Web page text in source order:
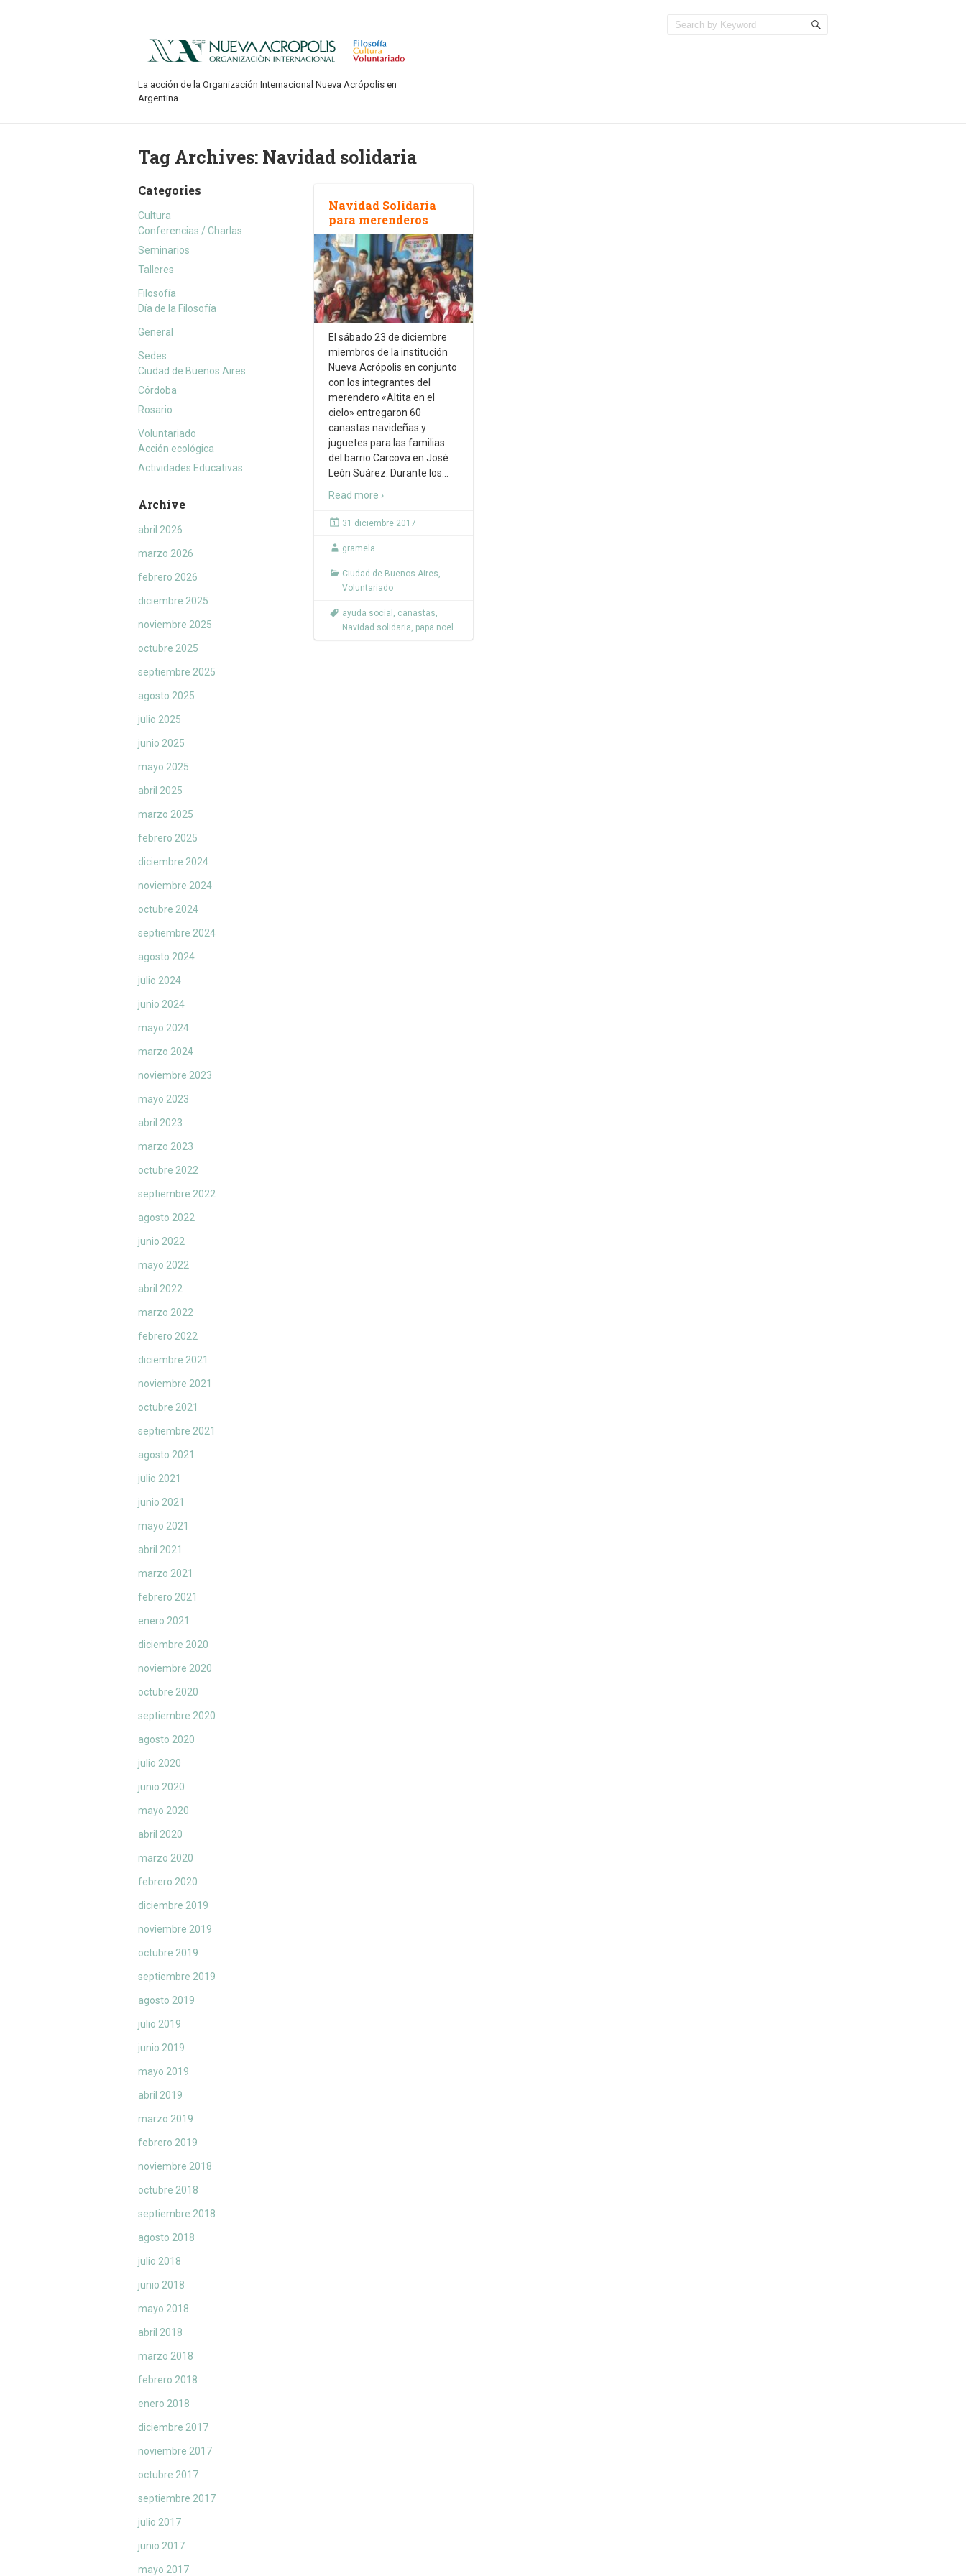
La acción de la Organización Internacional Nueva Acrópolis en
Argentina
Tag Archives: Navidad solidaria
Categories
Cultura
Conferencias / Charlas
Seminarios
Talleres
Filosofía
Día de la Filosofía
General
Sedes
Ciudad de Buenos Aires
Córdoba
Rosario
Voluntariado
Acción ecológica
Actividades Educativas
Archive
abril 2026
marzo 2026
febrero 2026
diciembre 2025
noviembre 2025
octubre 2025
septiembre 2025
agosto 2025
julio 2025
junio 2025
mayo 2025
abril 2025
marzo 2025
febrero 2025
diciembre 2024
noviembre 2024
octubre 2024
septiembre 2024
agosto 2024
julio 2024
junio 2024
mayo 2024
marzo 2024
noviembre 2023
mayo 2023
abril 2023
marzo 2023
octubre 2022
septiembre 2022
agosto 2022
junio 2022
mayo 2022
abril 2022
marzo 2022
febrero 2022
diciembre 2021
noviembre 2021
octubre 2021
septiembre 2021
agosto 2021
julio 2021
junio 2021
mayo 2021
abril 2021
marzo 2021
febrero 2021
enero 2021
diciembre 2020
noviembre 2020
octubre 2020
septiembre 2020
agosto 2020
julio 2020
junio 2020
mayo 2020
abril 2020
marzo 2020
febrero 2020
diciembre 2019
noviembre 2019
octubre 2019
septiembre 2019
agosto 2019
julio 2019
junio 2019
mayo 2019
abril 2019
marzo 2019
febrero 2019
noviembre 2018
octubre 2018
septiembre 2018
agosto 2018
julio 2018
junio 2018
mayo 2018
abril 2018
marzo 2018
febrero 2018
enero 2018
diciembre 2017
noviembre 2017
octubre 2017
septiembre 2017
julio 2017
junio 2017
mayo 2017
Navidad Solidaria
para merenderos
El sábado 23 de diciembre
miembros de la institución
Nueva Acrópolis en conjunto
con los integrantes del
merendero «Altita en el
cielo» entregaron 60
canastas navideñas y
juguetes para las familias
del barrio Carcova en José
León Suárez. Durante los
Read more ›
31 diciembre 2017
gramela
Ciudad de Buenos Aires,
Voluntariado
ayuda social , canastas,
Navidad solidaria, papa noel